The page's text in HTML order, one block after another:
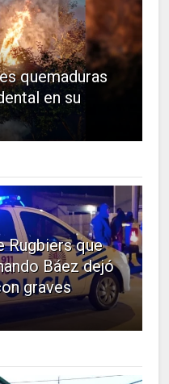
quemaduras
en su
Rugbiers que
Báez dejó
graves